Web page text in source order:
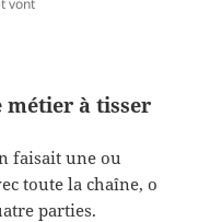
métier à tisser
faisait une ou
toute la chaîne, o
parties.